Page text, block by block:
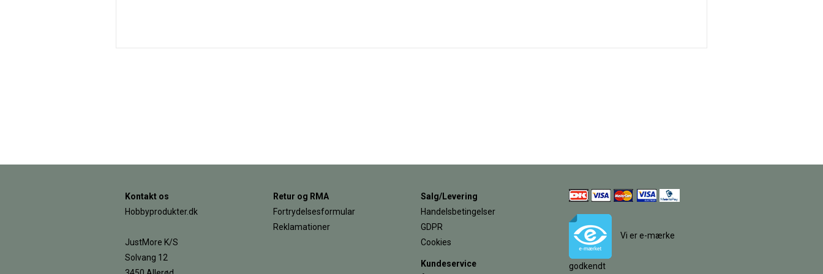
Kontakt os
Hobbyprodukter.dk
JustMore K/S
Solvang 12
Retur og RMA
Fortrydelsesformular
Reklamationer
Salg/Levering
Handelsbetingelser
GDPR
Cookies
Kundeservice
Vi er e-mærke
godkendt